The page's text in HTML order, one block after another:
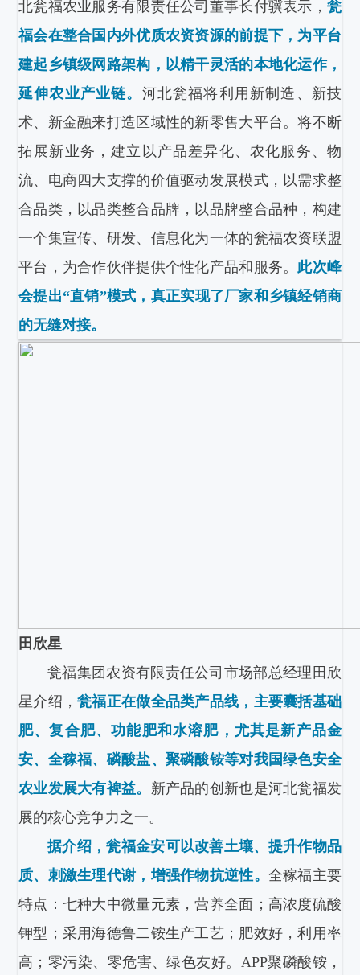
北瓮福农业服务有限责任公司董事长付骥表示， 瓮
福会在整合国内外优质农资资源的前提下，为平台
建起乡镇级网路架构，以精干灵活的本地化运作，
延伸农业产业链。 河北瓮福将利用新制造、新技
术、新金融来打造区域性的新零售大平台。将不断
拓展新业务，建立以产品差异化、农化服务、物
流、电商四大支撑的价值驱动发展模式，以需求整
合品类，以品类整合品牌，以品牌整合品种，构建
一个集宣传、研发、信息化为一体的瓮福农资联盟
平台，为合作伙伴提供个性化产品和服务。此次峰
会提出“直销”模式，真正实现了厂家和乡镇经销商
的无缝对接。
田欣星
瓮福集团农资有限责任公司市场部总经理田欣
星介绍，瓮福正在做全品类产品线，主要囊括基础
肥、复合肥、功能肥和水溶肥，尤其是新产品金
安、全稼福、磷酸盐、聚磷酸铵等对我国绿色安全
农业发展大有裨益。 新产品的创新也是河北瓮福发
展的核心竞争力之一。
据介绍，瓮福金安可以改善土壤、提升作物品
质、刺激生理代谢，增强作物抗逆性。 全稼福主要
特点：七种大中微量元素，营养全面；高浓度硫酸
钾型；采用海德鲁二铵生产工艺；肥效好，利用率
高；零污染、零危害、绿色友好。APP聚磷酸铵，